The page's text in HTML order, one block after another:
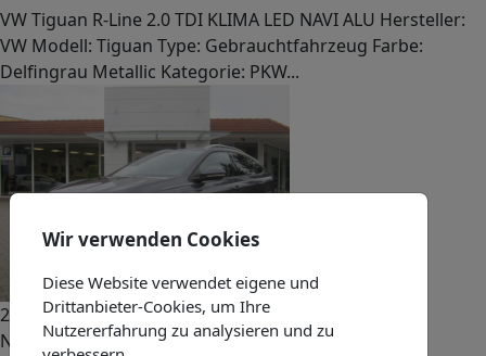
VW Tiguan R-Line 2.0 TDI KLIMA LED NAVI ALU Hersteller:
VW Modell: Tiguan Type: Gebrauchtfahrzeug Farbe:
Delfingrau Metallic Kategorie: PKW...
22 490,00€
Neu
Wir verwenden Cookies
Diese Website verwendet eigene und
Drittanbieter-Cookies, um Ihre
Nutzererfahrung zu analysieren und zu